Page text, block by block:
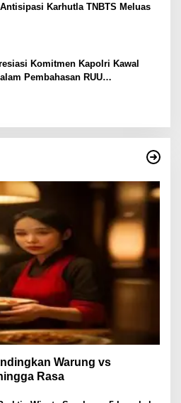
Karhutla TNBTS Meluas
Komitmen Kapolri Kawal
Pembahasan RUU
Warung vs
Rasa